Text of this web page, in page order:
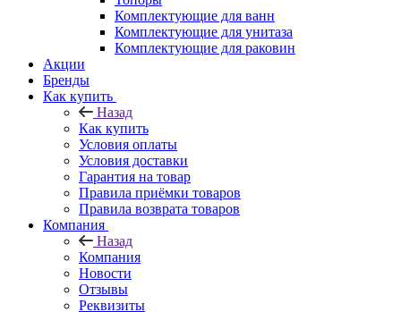
Комплектующие для ванн
Комплектующие для унитаза
Комплектующие для раковин
Акции
Бренды
Как купить
Назад
Как купить
Условия оплаты
Условия доставки
Гарантия на товар
Правила приёмки товаров
Правила возврата товаров
Компания
Назад
Компания
Новости
Отзывы
Реквизиты